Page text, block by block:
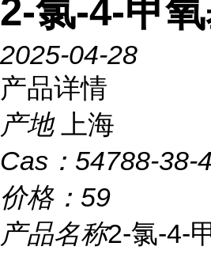
2-氯-4-甲
2025-04-28
产品详情
产地
上海
Cas： 54788-38-4
价格： 59
产品名称2-氯-4-